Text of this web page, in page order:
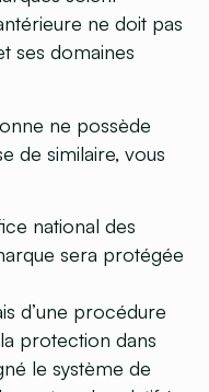
ne doit pas
ses domaines
ne possède
de similaire, vous
national des
sera protégée
d’une procédure
protection dans
le système de